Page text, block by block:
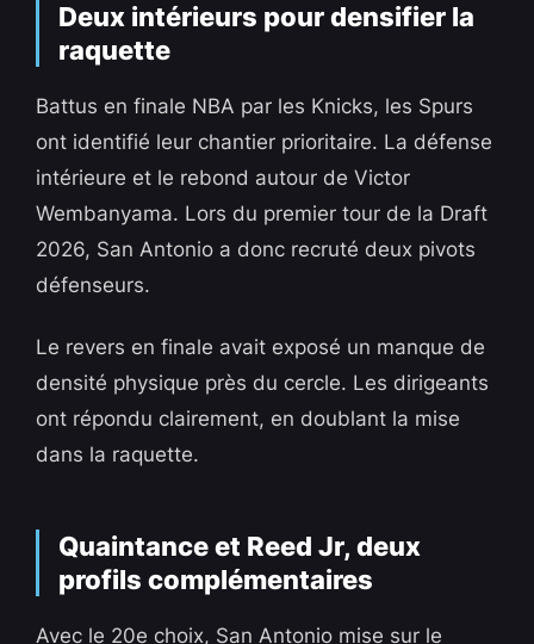
Deux intérieurs pour densifier la
raquette
Battus en finale NBA par les Knicks, les Spurs
ont identifié leur chantier prioritaire. La défense
intérieure et le rebond autour de Victor
Wembanyama. Lors du premier tour de la Draft
2026, San Antonio a donc recruté deux pivots
défenseurs.
Le revers en finale avait exposé un manque de
densité physique près du cercle. Les dirigeants
ont répondu clairement, en doublant la mise
dans la raquette.
Quaintance et Reed Jr, deux
profils complémentaires
Avec le 20e choix, San Antonio mise sur le